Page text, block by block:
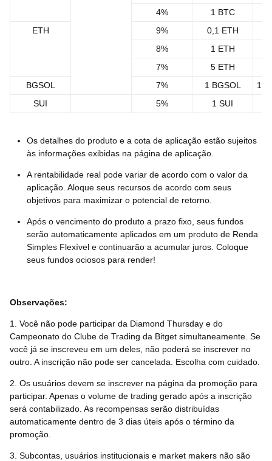
4% 1 BTC
ETH
9% 0,1 ETH
8%
1 ETH
7%
5 ETH
BGSOL
7% 1 BGSOL
SUI
5% 1 SUI
Os detalhes do produto e a cota de aplicação estão sujeitos
às informações exibidas na página de aplicação.
A rentabilidade real pode variar de acordo com o valor da
aplicação. Aloque seus recursos de acordo com seus
objetivos para maximizar o potencial de retorno.
Após o vencimento do produto a prazo fixo, seus fundos
serão automaticamente aplicados em um produto de Renda
Simples Flexível e continuarão a acumular juros. Coloque
seus fundos ociosos para render!
Observações:
1. Você não pode participar da Diamond Thursday e do
Campeonato do Clube de Trading da Bitget simultaneamente. Se
você já se inscreveu em um deles, não poderá se inscrever no
outro. A inscrição não pode ser cancelada. Escolha com cuidado.
2. Os usuários devem se inscrever na página da promoção para
participar. Apenas o volume de trading gerado após a inscrição
será contabilizado. As recompensas serão distribuídas
automaticamente dentro de 3 dias úteis após o término da
promoção.
3. Subcontas, usuários institucionais e market makers não são